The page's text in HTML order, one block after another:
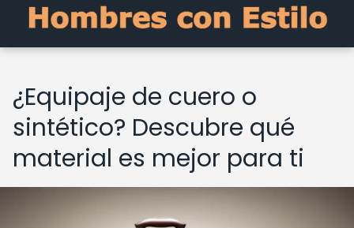
¿Equipaje de cuero o
sintético? Descubre qué
material es mejor para ti